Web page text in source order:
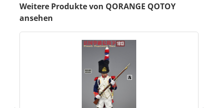
Weitere Produkte von QORANGE QOTOY
ansehen